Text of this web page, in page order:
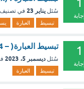
1
إجابة
سُئل يناير 23 في تصنيف
تبسيط العبارة
1
إجابة
تبسيط العبارة( – 4 ر س2 ن3 ) ( – 6 ر5 س2 ن ) هو؟ [تم الحل]
سُئل ديسمبر 5، 2023
تبسيط العبارة